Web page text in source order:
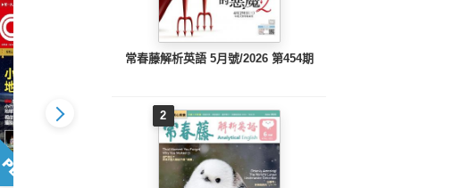
常春藤解析英語 5月號/2026 第454期
2